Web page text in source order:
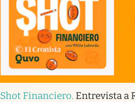
Shot Financiero. Entrevista a